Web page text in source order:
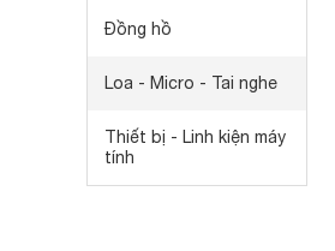
Đồng hồ
Loa - Micro - Tai nghe
Thiết bị - Linh kiện máy
tính